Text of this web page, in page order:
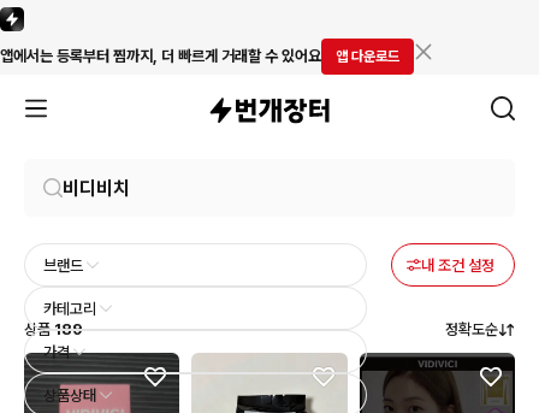
앱에서는 등록부터 찜까지, 더 빠르게 거래할 수 있어요 앱 다운로드
브랜드
카테고리
가격
상품상태
내 조건 설정
상품 189 정확도순